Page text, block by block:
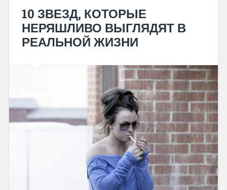
10 ЗВЕЗД, КОТОРЫЕ
НЕРЯШЛИВО ВЫГЛЯДЯТ В
РЕАЛЬНОЙ ЖИЗНИ